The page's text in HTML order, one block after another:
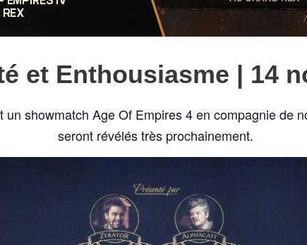
et Enthousiasme | 14
showmatch Age Of Empires 4 en compagnie de
seront révélés très prochainement.